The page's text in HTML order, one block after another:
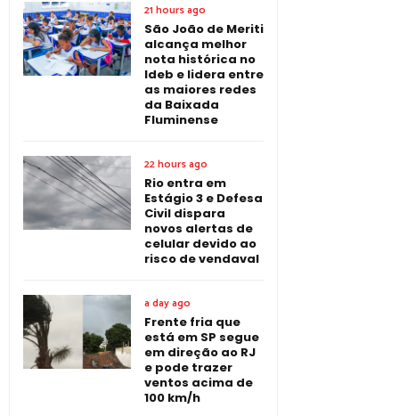
21 hours ago
São João de Meriti
alcança melhor
nota histórica no
Ideb e lidera entre
as maiores redes
da Baixada
Fluminense
22 hours ago
Rio entra em
Estágio 3 e Defesa
Civil dispara
novos alertas de
celular devido ao
risco de vendaval
a day ago
Frente fria que
está em SP segue
em direção ao RJ
e pode trazer
ventos acima de
100 km/h